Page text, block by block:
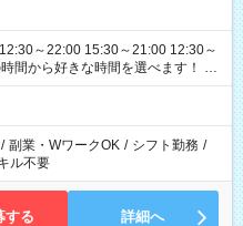
～22:00 15:30～21:00 12:30～
ります
/ 副業・WワークOK / シフト勤務 /
ル不要
する 詳細へ